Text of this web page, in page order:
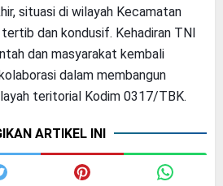
situasi di wilayah Kecamatan
dan kondusif. Kehadiran TNI
dan masyarakat kembali
dalam membangun
teritorial Kodim 0317/TBK.
ARTIKEL INI